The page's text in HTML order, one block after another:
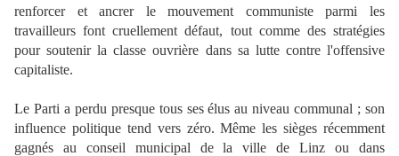
renforcer et ancrer le mouvement communiste parmi les
travailleurs font cruellement défaut, tout comme des stratégies
pour soutenir la classe ouvrière dans sa lutte contre l'offensive
capitaliste.
Le Parti a perdu presque tous ses élus au niveau communal ; son
influence politique tend vers zéro. Même les sièges récemment
gagnés au conseil municipal de la ville de Linz ou dans